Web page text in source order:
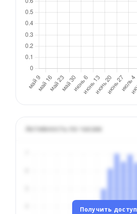
Активность по часам
Получить доступ